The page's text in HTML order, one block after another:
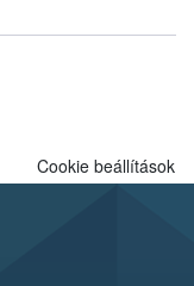
elleni további
termesztésben is
Cookie beállítások